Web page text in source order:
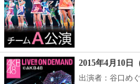
2015年4月10日
出演者：谷口め